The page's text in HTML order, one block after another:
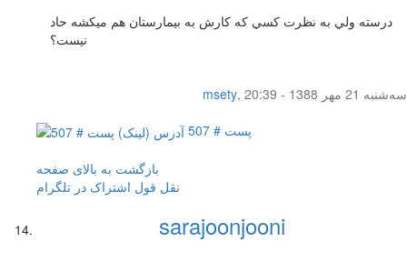
درسته ولي به نظرت كسي كه كارش به بيمارستان هم ميكشه حاد
نيست؟
msety,
سه‌شنبه 21 مهر 1388 - 20:39
پست # 507
بازگشت به بالای صفحه
نقل قول اشتراک در تلگرام
sarajoonjooni